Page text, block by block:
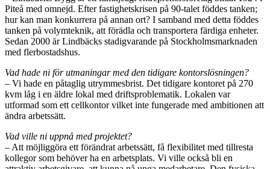
Piteå med omnejd. Efter fastighetskrisen på 90-talet föddes tanken;
hur kan man konkurrera på annan ort? I samband med detta föddes
tanken på volymteknik, att förädla och transportera färdiga enheter.
Sedan 2000 är Lindbäcks stadigvarande på Stockholmsmarknaden
med flerbostadshus.
Vad hade ni för utmaningar med den tidigare kontorslösningen?
– Vi hade en påtaglig utrymmesbrist. Det tidigare kontoret på 270
kvm låg i en äldre lokal med driftsproblematik. Lokalen var
utformad som ett cellkontor vilket inte fungerade med ambitionen att
ändra arbetssätt.
Vad ville ni uppnå med projektet?
– Att möjliggöra ett förändrat arbetssätt, få flexibilitet med tillresta
kollegor som behöver ha en arbetsplats. Vi ville också bli en